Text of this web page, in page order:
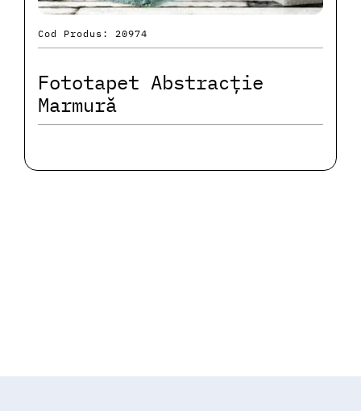
Cod Produs: 20974
Fototapet Abstracție
Marmură